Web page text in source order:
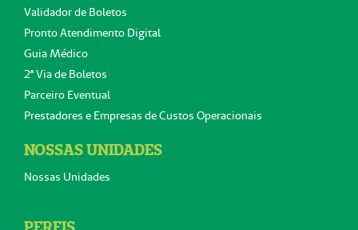
Validador de Boletos
Pronto Atendimento Digital
Guia Médico
2ª Via de Boletos
Parceiro Eventual
Prestadores e Empresas de Custos Operacionais
NOSSAS UNIDADES
Nossas Unidades